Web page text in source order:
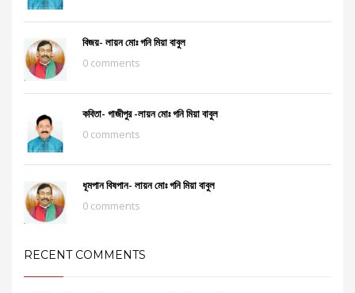
বিজয়- লায়ন মোঃ গনি মিয়া বাবুল
0 comments
কবিতা- গাজীপুর -লায়ন মোঃ গনি মিয়া বাবুল
0 comments
ধূমপান বিষপান- লায়ন মোঃ গনি মিয়া বাবুল
0 comments
RECENT COMMENTS